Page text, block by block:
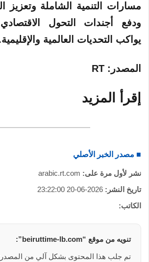
مسارات التنمية الشاملة وتعزيز
ودفع أجندات التحول
يواكب التحديات العالمية
المصدر: RT
إقرأ المزيد
■ مصدر الخبر الأصلي
نشر لأول مرة على: arabic.rt.com
تاريخ النشر: 2026-06-20 23:22:00
الكاتب:
تنويه من موقع “beiruttime-lb.com”:
تم جلب هذا المحتوى بشكل آلي من